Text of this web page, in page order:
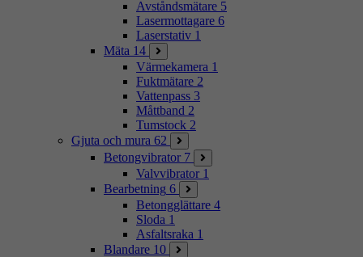
Avståndsmätare 5
Lasermottagare 6
Laserstativ 1
Mäta 14
Värmekamera 1
Fuktmätare 2
Vattenpass 3
Måttband 2
Tumstock 2
Gjuta och mura 62
Betongvibrator 7
Valvvibrator 1
Bearbetning 6
Betongglättare 4
Sloda 1
Asfaltsraka 1
Blandare 10